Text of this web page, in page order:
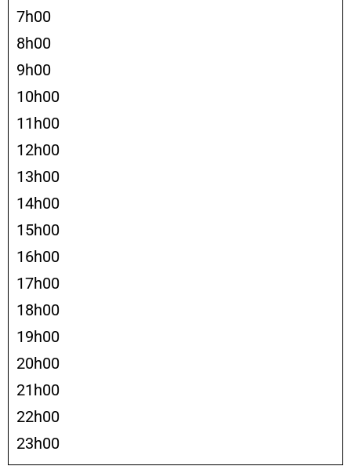
7h00
8h00
9h00
10h00
11h00
12h00
13h00
14h00
15h00
16h00
17h00
18h00
19h00
20h00
21h00
22h00
23h00